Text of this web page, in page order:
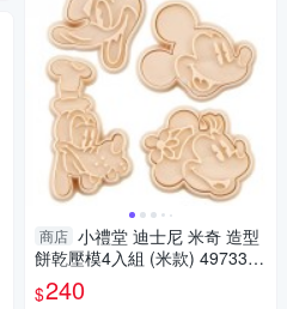
商店 小禮堂 迪士尼 米奇 造型
餅乾壓模4入組 (米款) 4973307
-549700
$240